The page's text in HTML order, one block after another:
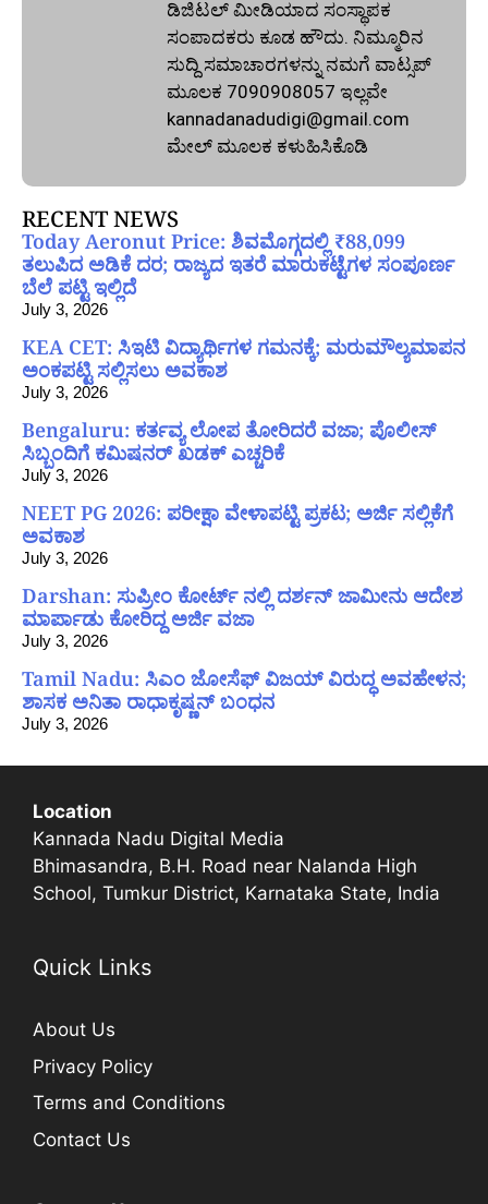
ಡಿಜಿಟಲ್‌ ಮೀಡಿಯಾದ ಸಂಸ್ಥಾಪಕ
ಸಂಪಾದಕರು ಕೂಡ ಹೌದು. ನಿಮ್ಮೂರಿನ
ಸುದ್ದಿ ಸಮಾಚಾರಗಳನ್ನು ನಮಗೆ ವಾಟ್ಸಪ್‌
ಮೂಲಕ 7090908057 ಇಲ್ಲವೇ
kannadanadudigi@gmail.com
ಮೇಲ್‌ ಮೂಲಕ ಕಳುಹಿಸಿಕೊಡಿ
RECENT NEWS
Today Aeronut Price: ಶಿವಮೊಗ್ಗದಲ್ಲಿ ₹88,099
ತಲುಪಿದ ಅಡಿಕೆ ದರ; ರಾಜ್ಯದ ಇತರೆ ಮಾರುಕಟ್ಟೆಗಳ ಸಂಪೂರ್ಣ
ಬೆಲೆ ಪಟ್ಟಿ ಇಲ್ಲಿದೆ
July 3, 2026
KEA CET: ಸಿಇಟಿ ವಿದ್ಯಾರ್ಥಿಗಳ ಗಮನಕ್ಕೆ; ಮರುಮೌಲ್ಯಮಾಪನ
ಅಂಕಪಟ್ಟಿ ಸಲ್ಲಿಸಲು ಅವಕಾಶ
July 3, 2026
Bengaluru: ಕರ್ತವ್ಯ ಲೋಪ ತೋರಿದರೆ ವಜಾ; ಪೊಲೀಸ್
ಸಿಬ್ಬಂದಿಗೆ ಕಮಿಷನರ್ ಖಡಕ್ ಎಚ್ಚರಿಕೆ
July 3, 2026
NEET PG 2026: ಪರೀಕ್ಷಾ ವೇಳಾಪಟ್ಟಿ ಪ್ರಕಟ; ಅರ್ಜಿ ಸಲ್ಲಿಕೆಗೆ
ಅವಕಾಶ
July 3, 2026
Darshan: ಸುಪ್ರೀಂ ಕೋರ್ಟ್ ನಲ್ಲಿ ದರ್ಶನ್ ಜಾಮೀನು ಆದೇಶ
ಮಾರ್ಪಾಡು ಕೋರಿದ್ದ ಅರ್ಜಿ ವಜಾ
July 3, 2026
Tamil Nadu: ಸಿಎಂ ಜೋಸೆಫ್ ವಿಜಯ್ ವಿರುದ್ಧ ಅವಹೇಳನ;
ಶಾಸಕ ಅನಿತಾ ರಾಧಾಕೃಷ್ಣನ್ ಬಂಧನ
July 3, 2026
Location
Kannada Nadu Digital Media
Bhimasandra, B.H. Road near Nalanda High
School, Tumkur District, Karnataka State, India
Quick Links
About Us
Privacy Policy
Terms and Conditions
Contact Us